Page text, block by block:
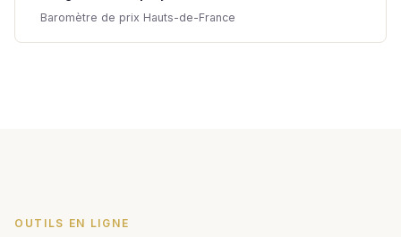
Baromètre de prix Hauts-de-France
OUTILS EN LIGNE